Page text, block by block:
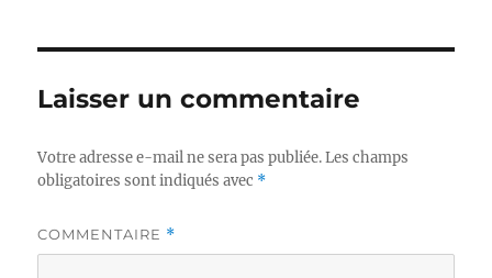
Laisser un commentaire
Votre adresse e-mail ne sera pas publiée. Les champs
obligatoires sont indiqués avec *
COMMENTAIRE *